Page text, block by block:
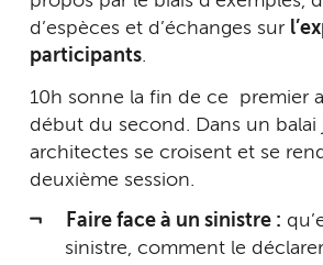
d’espèces et d’échanges sur
participants.
10h sonne la fin de ce premier
début du second. Dans un balai
architectes se croisent et se
deuxième session.
Faire face à un sinistre :
sinistre, comment le